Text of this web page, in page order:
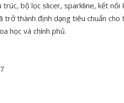
trúc, bộ lọc slicer, sparkline, kết nối
trở thành định dạng tiêu chuẩn
học và chính phủ.